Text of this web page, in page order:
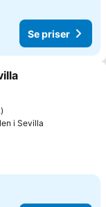
Se priser
i Sevilla